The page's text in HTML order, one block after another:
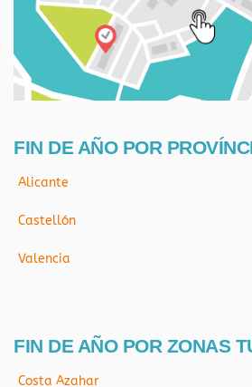
FIN DE AÑO POR
Alicante
Castellón
Valencia
FIN DE AÑO POR ZONAS
Costa Azahar